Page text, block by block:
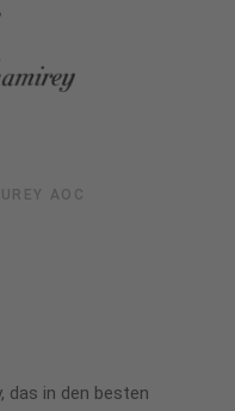
AOC
das in den besten